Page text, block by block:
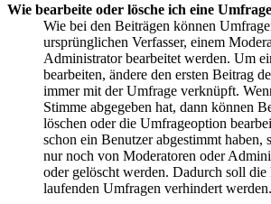
Wie bearbeite oder lösche ich eine
Wie bei den Beiträgen können
ursprünglichen Verfasser, einem
Administrator bearbeitet werden. Um
bearbeiten, ändere den ersten Beitrag
immer mit der Umfrage verknüpft.
Stimme abgegeben hat, dann können
löschen oder die Umfrageoption
schon ein Benutzer abgestimmt haben,
nur noch von Moderatoren oder
oder gelöscht werden. Dadurch soll
laufenden Umfragen verhindert werden.